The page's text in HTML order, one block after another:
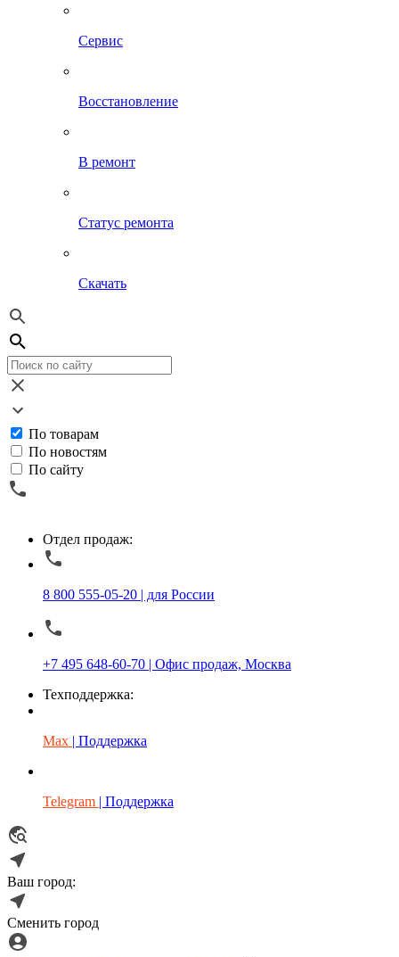
Сервис
Восстановление
В ремонт
Статус ремонта
Скачать
По товарам
По новостям
По сайту
Отдел продаж:
8 800 555-05-20 | для России
+7 495 648-60-70 | Офис продаж, Москва
Техподдержка:
Max | Поддержка
Telegram | Поддержка
Ваш город:
Сменить город